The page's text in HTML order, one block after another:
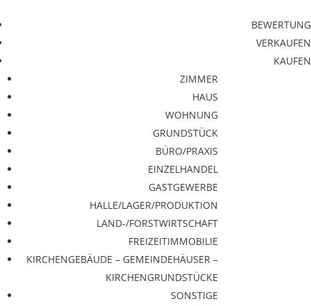
BEWERTUNG
VERKAUFEN
KAUFEN
ZIMMER
HAUS
WOHNUNG
GRUNDSTÜCK
BÜRO/PRAXIS
EINZELHANDEL
GASTGEWERBE
HALLE/LAGER/PRODUKTION
LAND-/FORSTWIRTSCHAFT
FREIZEITIMMOBILIE
KIRCHENGEBÄUDE – GEMEINDEHÄUSER –
KIRCHENGRUNDSTÜCKE
SONSTIGE